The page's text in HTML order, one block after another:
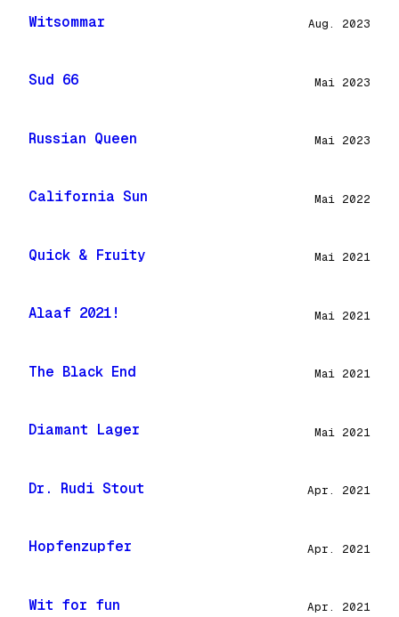
Witsommar Aug. 2023
Sud 66 Mai 2023
Russian Queen Mai 2023
California Sun Mai 2022
Quick & Fruity Mai 2021
Alaaf 2021! Mai 2021
The Black End Mai 2021
Diamant Lager Mai 2021
Dr. Rudi Stout Apr. 2021
Hopfenzupfer Apr. 2021
Wit for fun Apr. 2021